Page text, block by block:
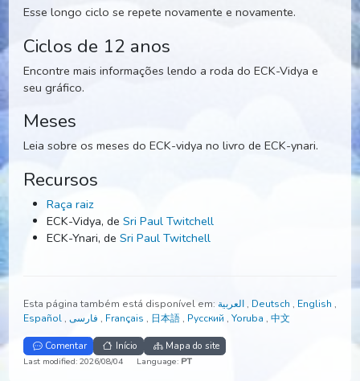
Cada dia e cada noite são iguais a 4.320.000 anos, que
são divididos nos quatro ciclos da vida. A idade de ouro
mais longa e a idade do ferro é a mais curta.
Esse longo ciclo se repete novamente e novamente.
Ciclos de 12 anos
Encontre mais informações lendo a roda do ECK-Vidya e
seu gráfico.
Meses
Leia sobre os meses do ECK-vidya no livro de ECK-ynari.
Raça raiz
ECK-Vidya, deSri Paul Twitchell
ECK-Ynari, deSri Paul Twitchell